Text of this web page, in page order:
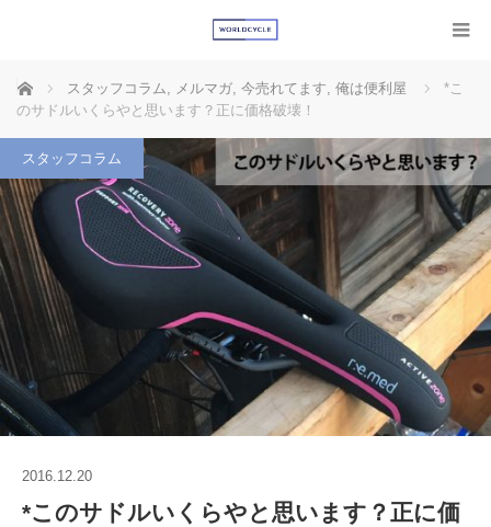
ホーム スタッフコラム, メルマガ, 今売れてます, 俺は便利屋
*こ
のサドルいくらやと思います？正に価格破壊！
スタッフコラム
2016.12.20
*このサドルいくらやと思います？正に価